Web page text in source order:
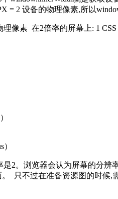
= 2 设备的物理像素,所以
理像素 在2倍率的屏幕上: 1
是2。浏览器会认为屏幕的分
只不过在准备资源图的时候,